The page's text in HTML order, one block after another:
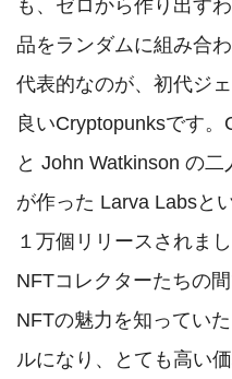
も、ゼロから作り出す
品をランダムに組み合
代表的なのが、初代ジ
良いCryptopunksです。
と John Watkinson の
が作った Larva Labsと
１万個リリースされま
NFTコレクターたちの
NFTの魅力を知ってい
ルになり、とても高い